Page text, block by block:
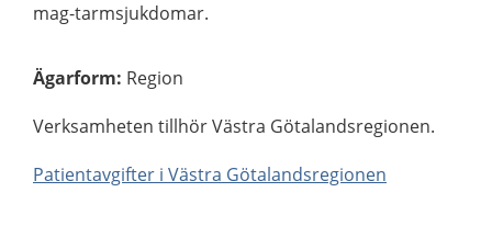
mag-tarmsjukdomar.
Ägarform: Region
Verksamheten tillhör Västra Götalandsregionen.
Patientavgifter i Västra Götalandsregionen